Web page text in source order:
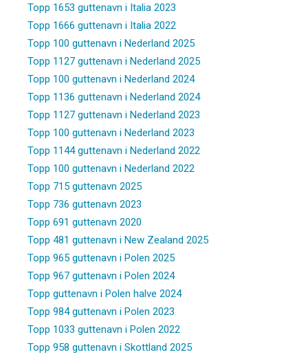
Topp 1653 guttenavn i Italia 2023
Topp 1666 guttenavn i Italia 2022
Topp 100 guttenavn i Nederland 2025
Topp 1127 guttenavn i Nederland 2025
Topp 100 guttenavn i Nederland 2024
Topp 1136 guttenavn i Nederland 2024
Topp 1127 guttenavn i Nederland 2023
Topp 100 guttenavn i Nederland 2023
Topp 1144 guttenavn i Nederland 2022
Topp 100 guttenavn i Nederland 2022
Topp 715 guttenavn 2025
Topp 736 guttenavn 2023
Topp 691 guttenavn 2020
Topp 481 guttenavn i New Zealand 2025
Topp 965 guttenavn i Polen 2025
Topp 967 guttenavn i Polen 2024
Topp guttenavn i Polen halve 2024
Topp 984 guttenavn i Polen 2023
Topp 1033 guttenavn i Polen 2022
Topp 958 guttenavn i Skottland 2025